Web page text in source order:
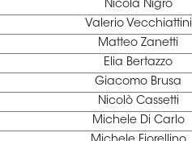
Nicola Nigro
Valerio Vecchiattini
Matteo Zanetti
Elia Bertazzo
Giacomo Brusa
Nicolò Cassetti
Michele Di Carlo